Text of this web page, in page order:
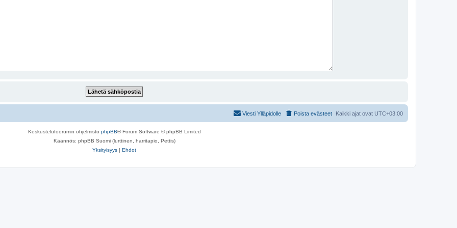
Kaikki ajat ovat UTC+03:00
Poista evästeet
Viesti Ylläpidolle
Keskustelufoorumin ohjelmisto phpBB® Forum Software © phpBB Limited
Käännös: phpBB Suomi (lurttinen, harritapio, Pettis)
Yksityisyys | Ehdot